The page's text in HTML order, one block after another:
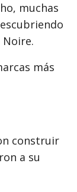
muchas
más
construir
a su